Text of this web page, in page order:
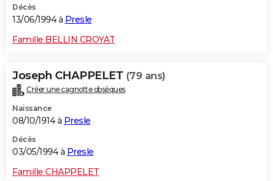
Décès
13/06/1994 à Presle
Famille BELLIN CROYAT
Joseph CHAPPELET (79 ans)
Créer une cagnotte obsèques
Naissance
08/10/1914 à Presle
Décès
03/05/1994 à Presle
Famille CHAPPELET